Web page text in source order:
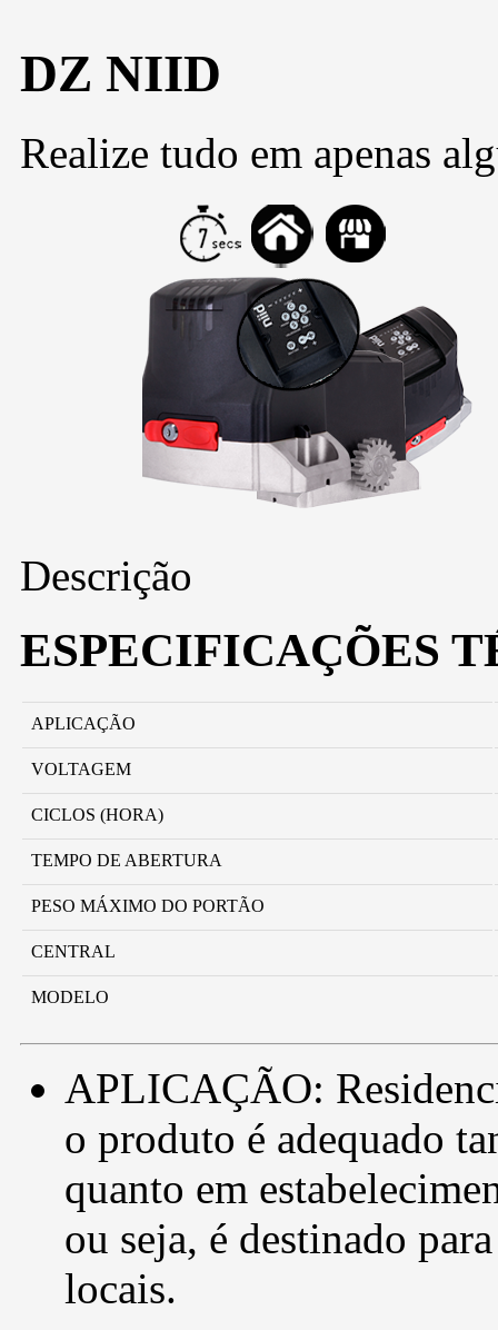
DZ NIID
Realize tudo em apenas
Descrição
ESPECIFICAÇÕES
APLICAÇÃO
VOLTAGEM
CICLOS (HORA)
TEMPO DE ABERTURA
PESO MÁXIMO DO PORTÃO
CENTRAL
MODELO
APLICAÇÃO:
o produto é adequado
quanto em
ou seja, é destinado
locais.